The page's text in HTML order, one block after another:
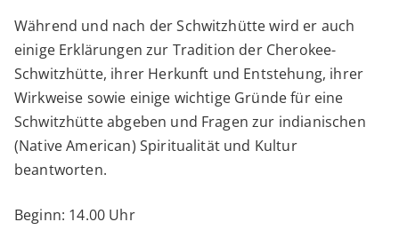
Turtle
Während und nach der Schwitzhütte wird er auch
einige Erklärungen zur Tradition der Cherokee-
Schwitzhütte, ihrer Herkunft und Entstehung, ihrer
Wirkweise sowie einige wichtige Gründe für eine
Schwitzhütte abgeben und Fragen zur indianischen
(Native American) Spiritualität und Kultur
beantworten.
Beginn: 14.00 Uhr